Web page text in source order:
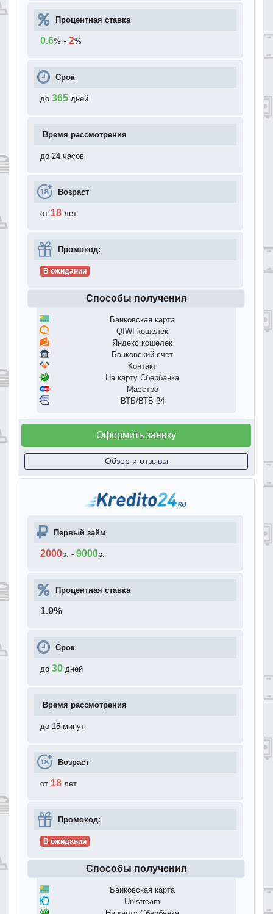
Процентная ставка
0.6% - 2%
Срок
до 365 дней
Время рассмотрения
до 24 часов
Возраст
от 18 лет
Промокод:
В ожидании
Способы получения
Банковская карта
QIWI кошелек
Яндекс кошелек
Банковский счет
Контакт
На карту Сбербанка
Маэстро
ВТБ/ВТБ 24
Оформить заявку
Обзор и отзывы
Первый займ
2000р. - 9000р.
Процентная ставка
1.9%
Срок
до 30 дней
Время рассмотрения
до 15 минут
Возраст
от 18 лет
Промокод:
В ожидании
Способы получения
Банковская карта
Unistream